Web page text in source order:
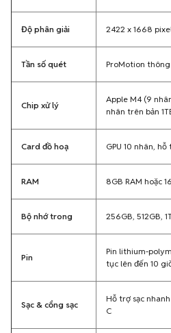
Độ phân giải 2422 x 1668
Tần số quét ProMotion
Chip xử lý
Apple M4 (9
nhân trên bản
Card đồ hoạ GPU 10 nhân,
RAM 8GB RAM hoặc
Bộ nhớ trong 256GB, 512GB,
Pin
Pin lithium-
tục lên đến 10
Sạc & cổng sạc
Hỗ trợ sạc
C